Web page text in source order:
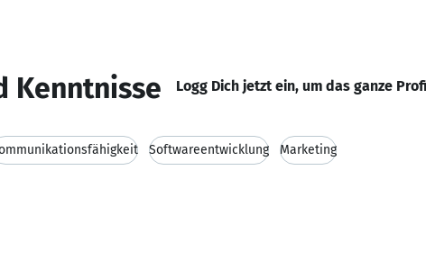
Kenntnisse Logg Dich jetzt ein, um das ganze
Softwareentwicklung Marketing